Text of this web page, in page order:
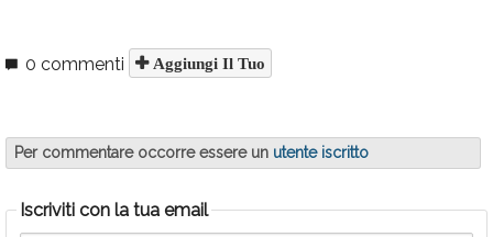
0 commenti Aggiungi Il Tuo
Per commentare occorre essere un utente iscritto
Iscriviti con la tua email